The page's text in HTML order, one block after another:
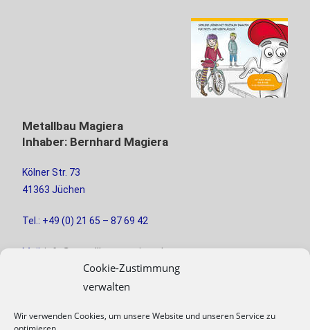
Cookie-Zustimmung
verwalten
Wir verwenden Cookies, um unsere Website und unseren Service zu
Metallbau Magiera
Inhaber: Bernhard Magiera
Kölner Str. 73
41363 Jüchen
Tel.: +49 (0) 21 65 – 87 69 42
Mail:info@metallbau-magiera.de